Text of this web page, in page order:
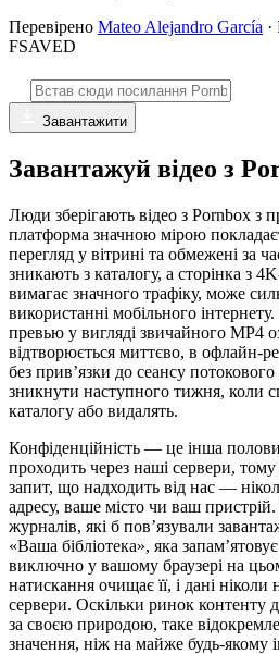
Перевірено Mateo Alejandro García
FSAVED
Завантажити
Завантажуй відео з
Люди зберігають відео з Pornbox з
платформа значною мірою
перегляд у вітрині та обмежені за
зникають з каталогу, а сторінка з
вимагає значного трафіку, може
використанні мобільного
превью у вигляді звичайного MP4
відтворюється миттєво, в офлайн-
без прив’язки до сеансу
зникнути наступного тижня, коли
каталогу або видалять.
Конфіденційність — це інша
проходить через наші сервери,
запит, що надходить від нас —
адресу, ваше місто чи ваш
журналів, які б пов’язували
«Ваша бібліотека», яка
виключно у вашому браузері на
натискання очищає її, і дані
сервери. Оскільки ринок контенту
за своєю природою, таке
значення, ніж на майже будь-якому